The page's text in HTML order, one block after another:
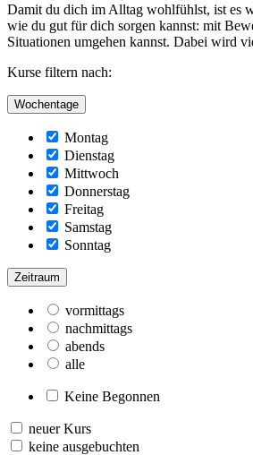
Damit du dich im Alltag wohlfühlst, ist es
wie du gut für dich sorgen kannst: mit
Situationen umgehen kannst. Dabei wird
Kurse filtern nach:
Wochentage
Montag
Dienstag
Mittwoch
Donnerstag
Freitag
Samstag
Sonntag
Zeitraum
vormittags
nachmittags
abends
alle
Keine Begonnen
neuer Kurs
keine ausgebuchten